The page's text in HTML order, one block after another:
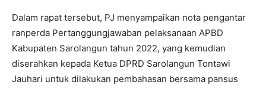
Dalam rapat tersebut, PJ menyampaikan nota pengantar
ranperda Pertanggungjawaban pelaksanaan APBD
Kabupaten Sarolangun tahun 2022, yang kemudian
diserahkan kepada Ketua DPRD Sarolangun Tontawi
Jauhari untuk dilakukan pembahasan bersama pansus